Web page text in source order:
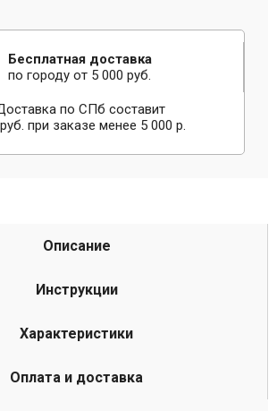
Бесплатная доставка
по городу от 5 000 руб.
по СПб составит
при заказе менее 5 000 р.
Описание
Инструкции
Характеристики
Оплата и доставка